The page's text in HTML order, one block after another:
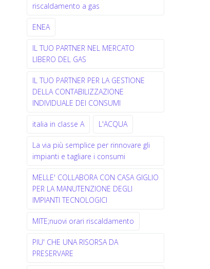
riscaldamento a gas
ENEA
IL TUO PARTNER NEL MERCATO
LIBERO DEL GAS
IL TUO PARTNER PER LA GESTIONE
DELLA CONTABILIZZAZIONE
INDIVIDUALE DEI CONSUMI
italia in classe A L'ACQUA
La via più semplice per rinnovare gli
impianti e tagliare i consumi
MELLE' COLLABORA CON CASA GIGLIO
PER LA MANUTENZIONE DEGLI
IMPIANTI TECNOLOGICI
MITE;nuovi orari riscaldamento
PIU' CHE UNA RISORSA DA
PRESERVARE